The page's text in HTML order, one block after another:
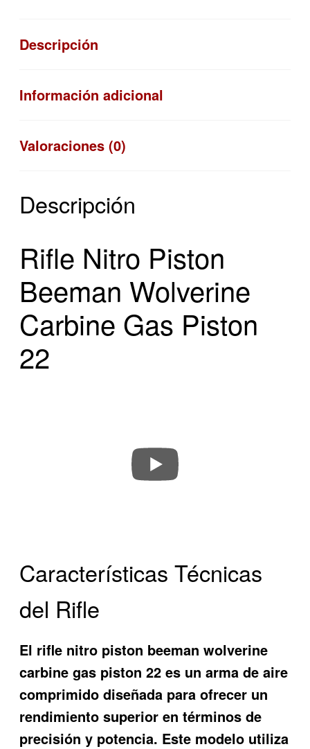
cantidad
Descripción
Información adicional
Valoraciones (0)
Descripción
Rifle Nitro Piston
Beeman Wolverine
Carbine Gas Piston
22
Características Técnicas
del Rifle
El rifle nitro piston beeman wolverine
carbine gas piston 22 es un arma de aire
comprimido diseñada para ofrecer un
rendimiento superior en términos de
precisión y potencia. Este modelo utiliza